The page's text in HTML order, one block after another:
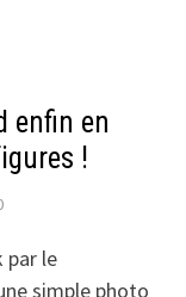
enfin en
!
par le
simple photo